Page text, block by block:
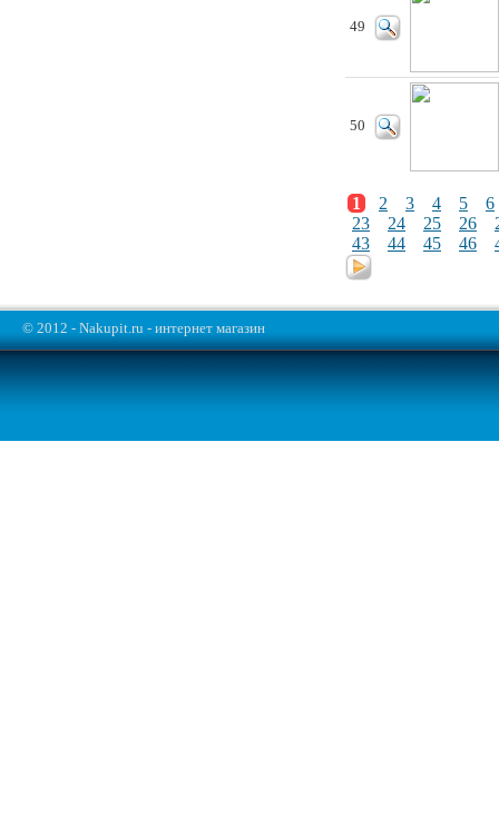
49
50
1 2 3 4 5
6
23
24 25 26
43
44 45 46
© 2012 - Nakupit.ru - интернет магазин